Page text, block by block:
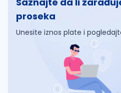
proseka
Unesite iznos plate i